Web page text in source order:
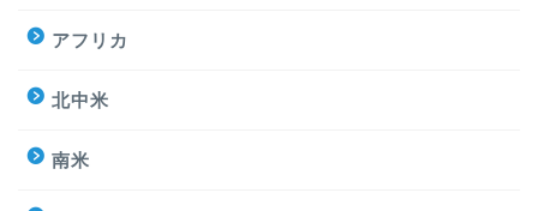
アフリカ
北中米
南米